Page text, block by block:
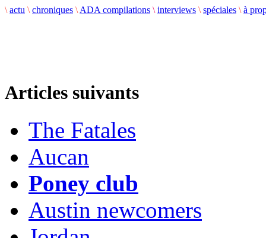
\ actu \ chroniques \ ADA compilations \ interviews \ spéciales \ à
Articles suivants
The Fatales
Aucan
Poney club
Austin newcomers